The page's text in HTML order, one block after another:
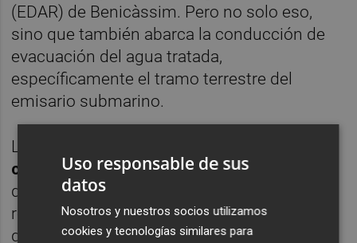
(EDAR) de Benicàssim. Pero no solo eso,
sino que también abarca la conducción de
evacuación del agua tratada,
específicamente el tramo terrestre del
emisario submarino.
La segunda contempla el
conservación de las estaciones de bombeo
del alcantarillado municipal y sus
respectivas tuberías de impulsión, mientras
que la tercera comprendela limpieza, el
Uso responsable de sus
datos
Nosotros y nuestros socios utilizamos
cookies y tecnologías similares para